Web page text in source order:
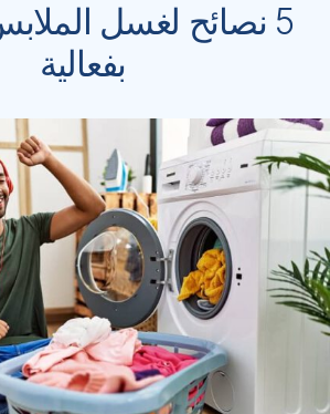
5 نصائح لغسل
بفعالية